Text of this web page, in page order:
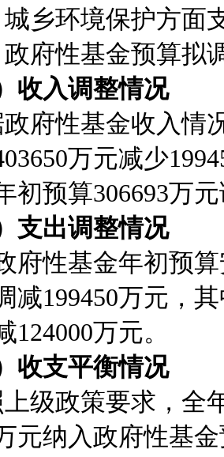
乡环境保护方面
府性基金预算拟
收入调整情况
府性基金收入情
万元减少
初预算306693万
支出调整情况
性基金年初预算
减199450万元，
124000万元。
收支平衡情况
级政策要求，全
元纳入政府性基